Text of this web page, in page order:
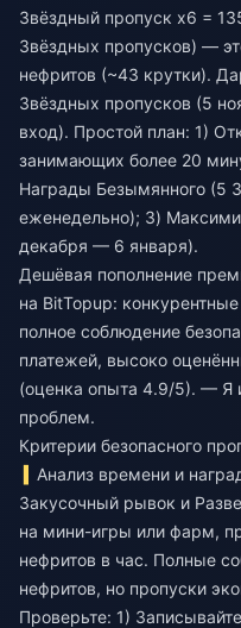
Звёздный пропуск x6 =
Звёздных пропусков) —
нефритов (~43 крутки).
Звёздных пропусков (5
вход). Простой план: 1)
занимающих более 20
Награды Безымянного (5
еженедельно); 3)
декабря — 6 января).
Дешёвая пополнение
на BitTopup:
полное соблюдение
платежей, высоко
(оценка опыта 4.9/5). — Я
проблем.
Критерии безопасного
Анализ времени и
Закусочный рывок и
на мини-игры или фарм,
нефритов в час. Полные
нефритов, но пропуски
Проверьте: 1)